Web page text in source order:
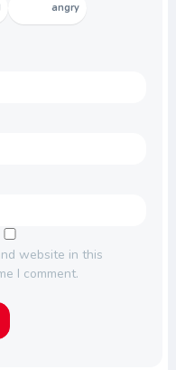
angry
website in this
I comment.